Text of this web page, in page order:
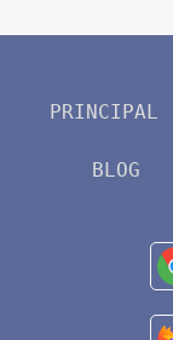
PRINCIPAL
BLOG